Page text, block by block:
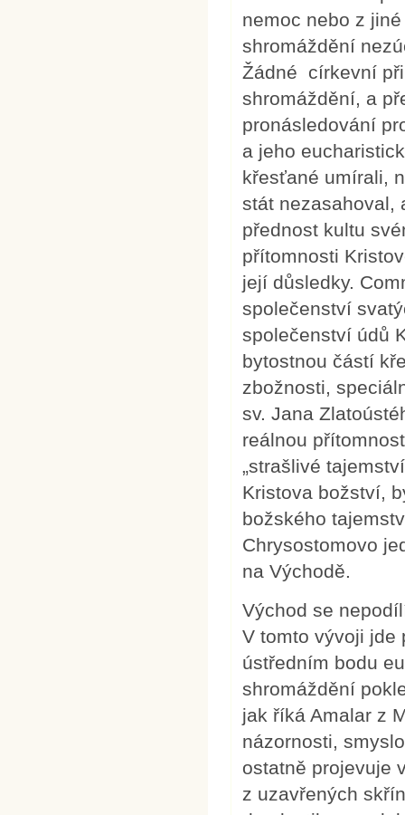
nemoc nebo z
shromáždění
Žádné církevní
shromáždění, a
pronásledování
a jeho
křesťané umírali,
stát nezasahoval,
přednost kultu
přítomnosti
její důsledky.
společenství
společenství údů
bytostnou částí
zbožnosti,
sv. Jana
reálnou
„strašlivé
Kristova božství,
božského
Chrysostomovo
na Východě.
Východ se
V tomto vývoji jde
ústředním bodu
shromáždění
jak říká Amalar z
názornosti,
ostatně projevuje
z uzavřených